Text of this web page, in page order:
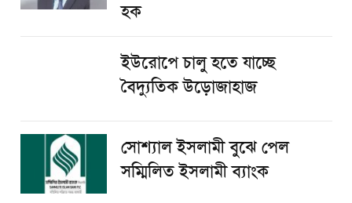
হক
ইউরোপে চালু হতে যাচ্ছে
বৈদ্যুতিক উড়োজাহাজ
সোশ্যাল ইসলামী বুঝে পেল
সম্মিলিত ইসলামী ব্যাংক